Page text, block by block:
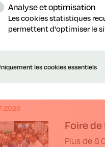
Foire
Plus de 8
Analyse et optimisation
Les cookies statistiques
permettent d'optimiser le
les cookies essentiels